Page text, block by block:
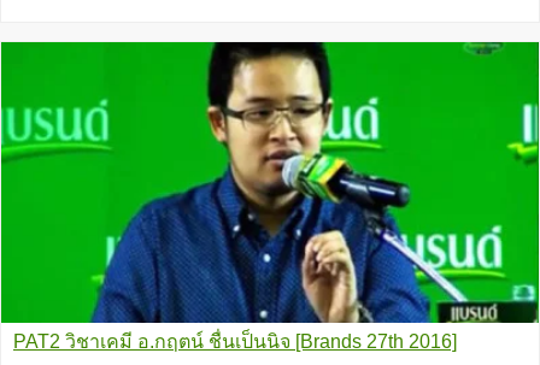
PAT2 วิชาเคมี อ.กฤตน์ ชื่นเป็นนิจ [Brands 27th 2016]